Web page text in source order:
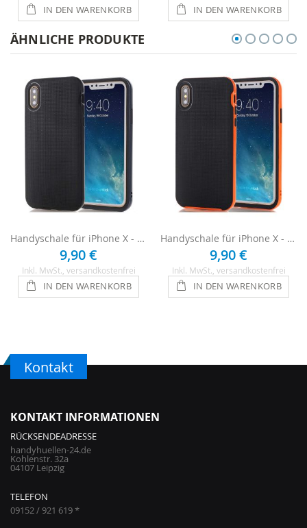
IN DEN WARENKORB IN DEN WARENKORB
ÄHNLICHE PRODUKTE
Handyschale für iPhone X - Schwarz
9,90 €
Inkl. MwSt. , versandkostenfrei
IN DEN WARENKORB
Handyschale für iPhone X - Schwarz / Orange
9,90 €
Inkl. MwSt. , versandkostenfrei
IN DEN WARENKORB
Kontakt
KONTAKT INFORMATIONEN
RÜCKSENDEADRESSE
handyhuellen-24.de
Kohlenstr. 32a
04107 Leipzig
TELEFON
09152 / 921 619 *